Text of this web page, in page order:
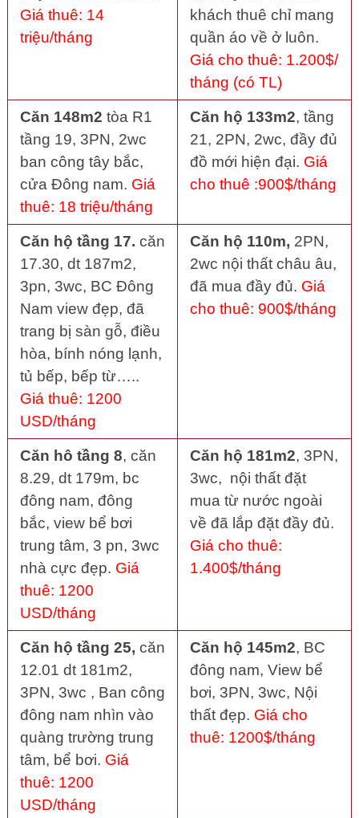
Giá thuê: 14
triệu/tháng
khách thuê chỉ mang
quần áo về ở luôn.
Giá cho thuê: 1.200$/
tháng (có TL)
Căn 148m2 tòa R1
tầng 19, 3PN, 2wc
ban công tây bắc,
cửa Đông nam. Giá
thuê: 18 triệu/tháng
Căn hộ 133m2, tầng
21, 2PN, 2wc, đầy đủ
đồ mới hiện đại. Giá
cho thuê :900$/tháng
Căn hộ tầng 17. căn
17.30, dt 187m2,
3pn, 3wc, BC Đông
Nam view đẹp, đã
trang bị sàn gỗ, điều
hòa, bính nóng lạnh,
tủ bếp, bếp từ…..
Giá thuê: 1200
USD/tháng
Căn hộ 110m, 2PN,
2wc nội thất châu âu,
đã mua đầy đủ. Giá
cho thuê: 900$/tháng
Căn hô tầng 8, căn
8.29, dt 179m, bc
đông nam, đông
bắc, view bể bơi
trung tâm, 3 pn, 3wc
nhà cực đẹp. Giá
thuê: 1200
USD/tháng
Căn hộ 181m2, 3PN,
3wc, nội thất đặt
mua từ nước ngoài
về đã lắp đặt đầy đủ.
Giá cho thuê:
1.400$/tháng
Căn hộ tầng 25, căn
12.01 dt 181m2,
3PN, 3wc , Ban công
đông nam nhìn vào
quàng trường trung
tâm, bể bơi. Giá
thuê: 1200
USD/tháng
Căn hộ 145m2, BC
đông nam, View bể
bơi, 3PN, 3wc, Nội
thất đẹp. Giá cho
thuê: 1200$/tháng